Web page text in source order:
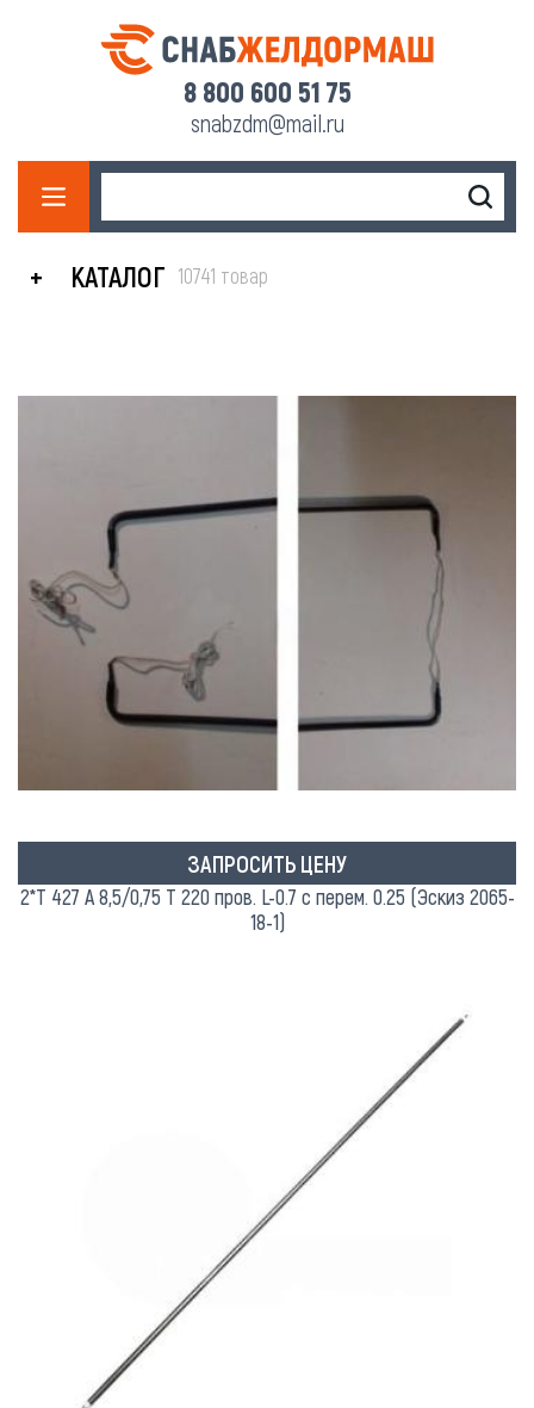
8 800 600 51 75
snabzdm@mail.ru
КАТАЛОГ 10741 товар
ЗАПРОСИТЬ ЦЕНУ
2*Т 427 А 8,5/0,75 Т 220 пров. L-0.7 с перем. 0.25 (Эскиз 2065-
18-1)